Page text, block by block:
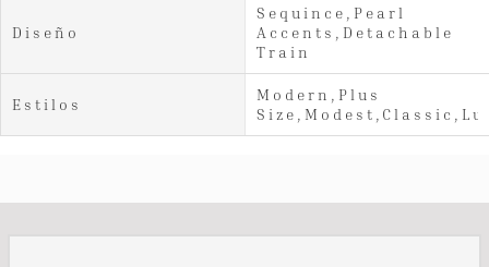
Diseño
Sequince,Pearl
Accents,Detachable
Train
Estilos
Modern,Plus